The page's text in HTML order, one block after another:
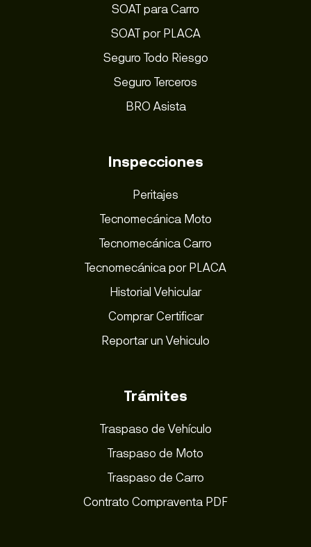
SOAT para Carro
SOAT por PLACA
Seguro Todo Riesgo
Seguro Terceros
BRO Asista
Inspecciones
Peritajes
Tecnomecánica Moto
Tecnomecánica Carro
Tecnomecánica por PLACA
Historial Vehicular
Comprar Certificar
Reportar un Vehiculo
Trámites
Traspaso de Vehículo
Traspaso de Moto
Traspaso de Carro
Contrato Compraventa PDF